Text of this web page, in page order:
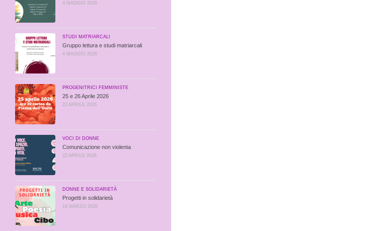
4 MAGGIO 2026
STUDI MATRIARCALI
Gruppo lettura e studi matriarcali
4 MAGGIO 2026
PROGENITRICI FEMMINISTE
25 e 26 Aprile 2026
22 APRILE 2026
VOCI DI DONNE
Comunicazione non violenta
22 APRILE 2026
DONNE E SOLIDARIETÀ
Progetti in solidarietà
16 MARZO 2026